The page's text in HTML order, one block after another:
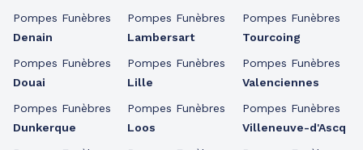
Pompes Funèbres
Denain
Pompes Funèbres
Douai
Pompes Funèbres
Dunkerque
Pompes Funèbres
Lambersart
Pompes Funèbres
Lille
Pompes Funèbres
Loos
Pompes Funèbres
Tourcoing
Pompes Funèbres
Valenciennes
Pompes Funèbres
Villeneuve-d'Ascq